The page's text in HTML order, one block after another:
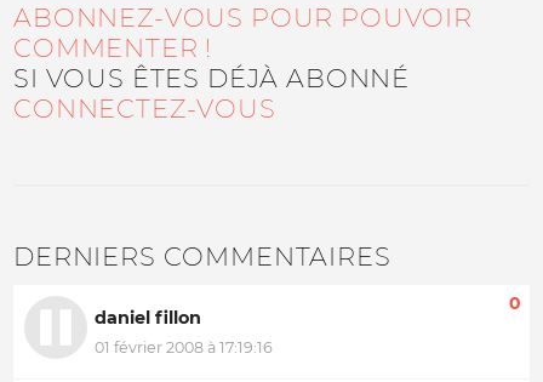
ABONNEZ-VOUS POUR POUVOIR
COMMENTER !
SI VOUS ÊTES DÉJÀ ABONNÉ
CONNECTEZ-VOUS
DERNIERS COMMENTAIRES
daniel fillon
01 février 2008 à 17:19:16
0